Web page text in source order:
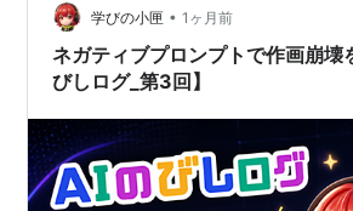
らすると、「従来通りには買えない…
配的にな…
学びの小匣 • 1ヶ月前
ネガティブプロンプトで作画崩壊
びしログ_第3回】